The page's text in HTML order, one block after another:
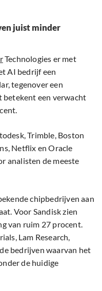
juist minder
Technologies er met
AI bedrijf een
tegenover een
betekent een verwacht
Trimble, Boston
Netflix en Oracle
analisten de meeste
chipbedrijven aan
Voor Sandisk zien
van ruim 27 procent.
Lam Research,
bedrijven waarvan het
de huidige